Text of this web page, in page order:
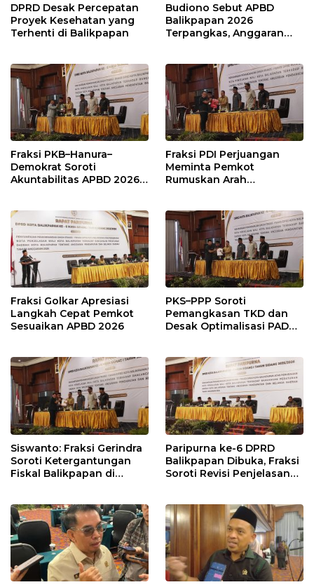
DPRD Desak Percepatan
Proyek Kesehatan yang
Terhenti di Balikpapan
Budiono Sebut APBD
Balikpapan 2026
Terpangkas, Anggaran
Fraksi PKB–Hanura–
Demokrat Soroti
Akuntabilitas APBD 2026
Modal
Fraksi PDI Perjuangan
Meminta Pemkot
Rumuskan Arah
Penyangga IKN
Fraksi Golkar Apresiasi
Langkah Cepat Pemkot
Sesuaikan APBD 2026
PKS–PPP Soroti
Pemangkasan TKD dan
Desak Optimalisasi PAD
Siswanto: Fraksi Gerindra
Soroti Ketergantungan
Fiskal Balikpapan di
Paripurna ke-6 DPRD
Balikpapan Dibuka, Fraksi
Soroti Revisi Penjelasan